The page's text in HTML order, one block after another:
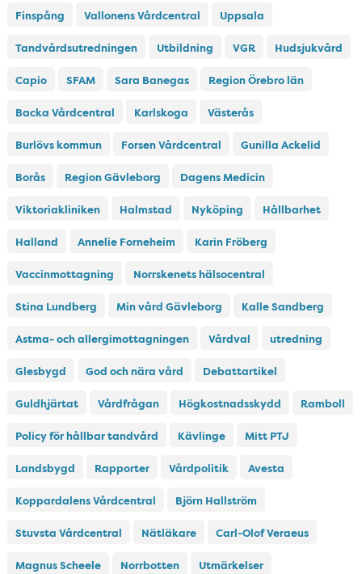
Finspång Vallonens Vårdcentral Uppsala
Tandvårdsutredningen Utbildning VGR Hudsjukvård
Capio SFAM Sara Banegas Region Örebro län
Backa Vårdcentral Karlskoga Västerås
Burlövs kommun Forsen Vårdcentral Gunilla Ackelid
Borås Region Gävleborg Dagens Medicin
Viktoriakliniken Halmstad Nyköping Hållbarhet
Halland Annelie Forneheim Karin Fröberg
Vaccinmottagning Norrskenets hälsocentral
Stina Lundberg Min vård Gävleborg Kalle Sandberg
Astma- och allergimottagningen Vårdval utredning
Glesbygd God och nära vård Debattartikel
Guldhjärtat Vårdfrågan Högkostnadsskydd Ramboll
Policy för hållbar tandvård Kävlinge Mitt PTJ
Landsbygd Rapporter Vårdpolitik Avesta
Koppardalens Vårdcentral Björn Hallström
Stuvsta Vårdcentral Nätläkare Carl-Olof Veraeus
Magnus Scheele Norrbotten Utmärkelser